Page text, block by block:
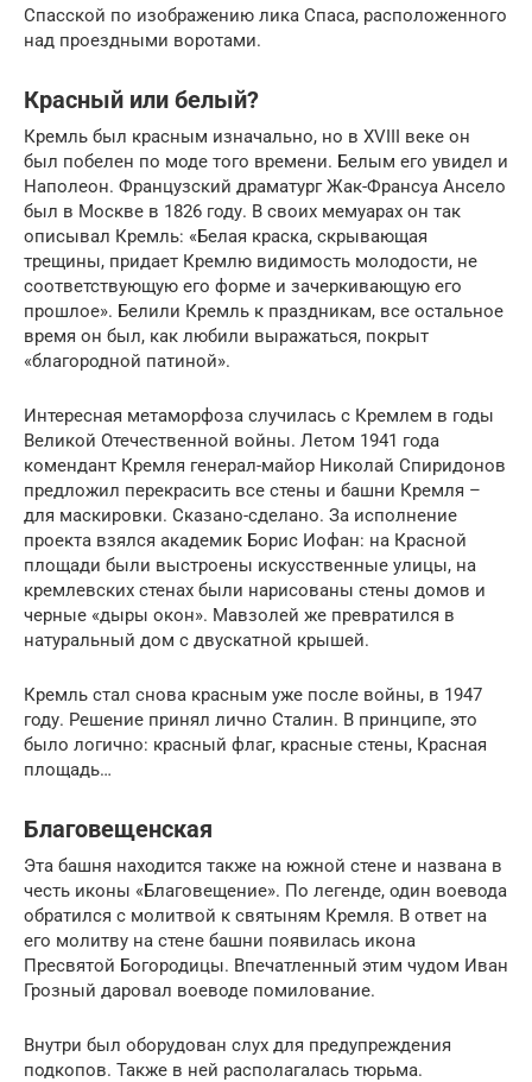
Спасской по изображению лика Спаса, расположенного
над проездными воротами.
Красный или белый?
Кремль был красным изначально, но в XVIII веке он
был побелен по моде того времени. Белым его увидел и
Наполеон. Французский драматург Жак-Франсуа Ансело
был в Москве в 1826 году. В своих мемуарах он так
описывал Кремль: «Белая краска, скрывающая
трещины, придает Кремлю видимость молодости, не
соответствующую его форме и зачеркивающую его
прошлое». Белили Кремль к праздникам, все остальное
время он был, как любили выражаться, покрыт
«благородной патиной».
Интересная метаморфоза случилась с Кремлем в годы
Великой Отечественной войны. Летом 1941 года
комендант Кремля генерал-майор Николай Спиридонов
предложил перекрасить все стены и башни Кремля –
для маскировки. Сказано-сделано. За исполнение
проекта взялся академик Борис Иофан: на Красной
площади были выстроены искусственные улицы, на
кремлевских стенах были нарисованы стены домов и
черные «дыры окон». Мавзолей же превратился в
натуральный дом с двускатной крышей.
Кремль стал снова красным уже после войны, в 1947
году. Решение принял лично Сталин. В принципе, это
было логично: красный флаг, красные стены, Красная
площадь…
Благовещенская
Эта башня находится также на южной стене и названа в
честь иконы «Благовещение». По легенде, один воевода
обратился с молитвой к святыням Кремля. В ответ на
его молитву на стене башни появилась икона
Пресвятой Богородицы. Впечатленный этим чудом Иван
Грозный даровал воеводе помилование.
Внутри был оборудован слух для предупреждения
подкопов. Также в ней располагалась тюрьма.